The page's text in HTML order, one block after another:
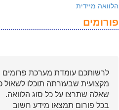
הלוואה מיידית
פורומים
לרשותכם עומדת מערכת פרומים
מקצועית שבעזרתה תוכלו לשאול
שאלה שתרצו על כל סוג הלוואה.
בכל פורום תמצאו מידע חשוב